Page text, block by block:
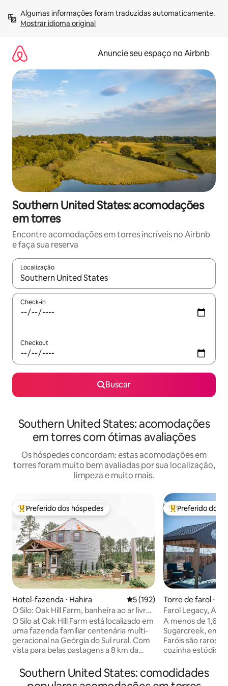
para
Mostrar idioma original
Anuncie seu espaço no Airbnb
Southern United States: acomodações
em torres
Encontre acomodações em torres incríveis no Airbnb
e faça sua reserva
Localização
Quando os resultados estiverem disponíveis, explore-os
Check-in
Checkout
Buscar
Southern United States: acomodações
em torres com ótimas avaliações
Os hóspedes concordam: estas acomodações em
torres foram muito bem avaliadas por sua localização,
limpeza e muito mais.
Entre os melhores preferidos dos hóspedes
Preferido dos hóspedes
Hotel-fazenda ⋅ Hahira 5 de uma avaliação média de
5 (192)
O Silo: Oak Hill Farm, banheira ao ar livre
sob as estrelas
O Silo at Oak Hill Farm está localizado em
uma fazenda familiar centenária multi-
geracional na Geórgia do Sul rural. Com
vista para belas pastagens a 8 km da
convertido é um refúgio perfeito para
aqueles que gostam de um ambiente de
Entre os
Preferido dos
Torre de farol ⋅
Farol Legacy,
A menos de 1,6
Sugarcreek, em
Faróis são raros.
cozinha estúdio
grelha de
madeira, camas
Southern United States: comodidades